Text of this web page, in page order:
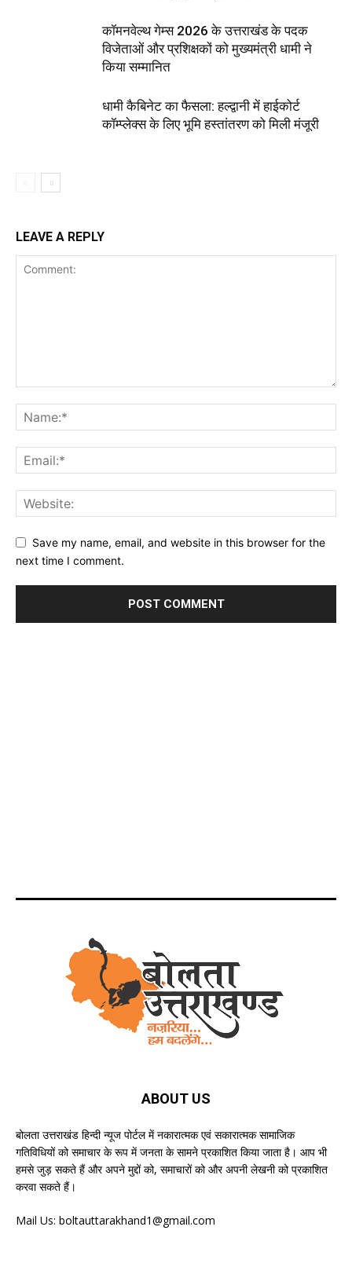
कॉमनवेल्थ गेम्स 2026 के उत्तराखंड के पदक
विजेताओं और प्रशिक्षकों को मुख्यमंत्री धामी ने
किया सम्मानित
धामी कैबिनेट का फैसला: हल्द्वानी में हाईकोर्ट
कॉम्प्लेक्स के लिए भूमि हस्तांतरण को मिली मंजूरी
LEAVE A REPLY
Save my name, email, and website in this browser for the
next time I comment.
ABOUT US
बोलता उत्तराखंड हिन्दी न्यूज पोर्टल में नकारात्मक एवं सकारात्मक सामाजिक
गतिविधियों को समाचार के रूप में जनता के सामने प्रकाशित किया जाता है। आप भी
हमसे जुड़ सकते हैं और अपने मुद्दों को, समाचारों को और अपनी लेखनी को प्रकाशित
करवा सकते हैं।
Mail Us: boltauttarakhand1@gmail.com